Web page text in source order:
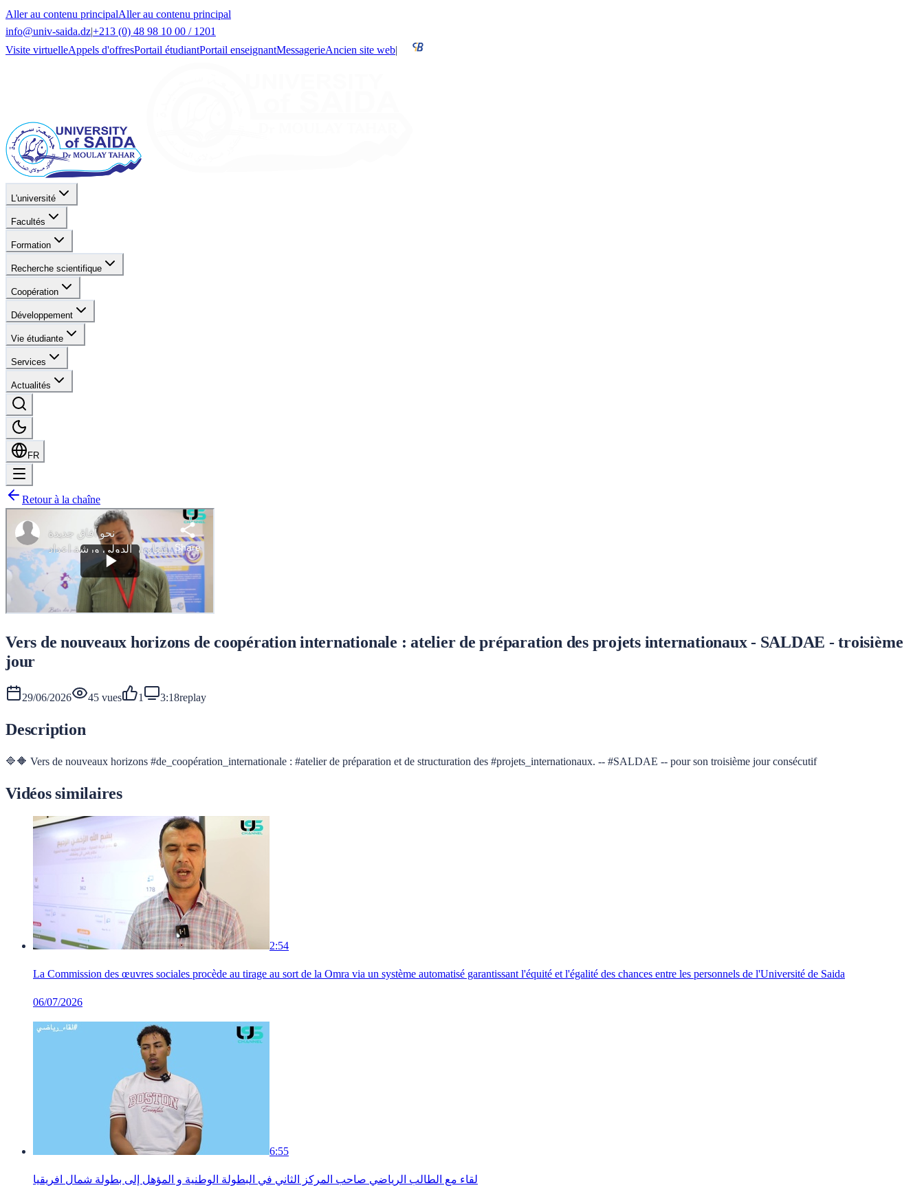
Aller au contenu principalAller au contenu principal
info@univ-saida.dz|+213 (0) 48 98 10 00 / 1201
Visite virtuelleAppels d'offresPortail étudiantPortail enseignantMessagerieAncien site web|
L'université
Facultés
Formation
Recherche scientifique
Coopération
Développement
Vie étudiante
Services
Actualités
FR
Retour à la chaîne
Vers de nouveaux horizons de coopération internationale : atelier de préparation des projets internationaux - SALDAE - troisième
jour
29/06/2026 45 vues 1 3:18replay
Description
🔷🔶 Vers de nouveaux horizons #de_coopération_internationale : #atelier de préparation et de structuration des #projets_internationaux. -- #SALDAE -- pour son troisième jour consécutif
Vidéos similaires
2:54
La Commission des œuvres sociales procède au tirage au sort de la Omra via un système automatisé garantissant l'équité et l'égalité des chances entre les personnels de l'Université de Saida
06/07/2026
6:55
لقاء مع الطالب الرياضي صاحب المركز الثاني في البطولة الوطنية و المؤهل إلى بطولة شمال افريقيا